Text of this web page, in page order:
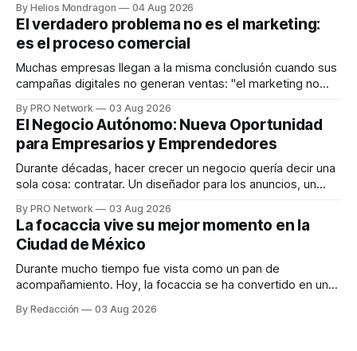
dispositivos inteligentes, inteligencia artificial y monitoreo
en tiempo real para ayudar a las personas a tomar mejores
decisiones sobre su salud metabólica. Su propuesta busca
responder
By Helios Mondragon 04 Aug 2026
El verdadero problema no es el marketing:
es el proceso comercial
Muchas empresas llegan a la misma conclusión cuando sus
campañas digitales no generan ventas: "el marketing no
INTERIUS, el problema suele estar en otro lugar. Durante
una entrevista para el podcast SER PRO, el especialista en
marketing digital explicó que
By PRO Network 03 Aug 2026
El Negocio Autónomo: Nueva Oportunidad
para Empresarios y Emprendedores
Durante décadas, hacer crecer un negocio quería decir una
sola cosa: contratar. Un diseñador para los anuncios, un
para los textos, alguien que supiera de publicidad digital
para encontrar prospectos, un vendedor para atender
llamadas y mensajes, y —con suerte— una persona
By PRO Network 03 Aug 2026
La focaccia vive su mejor momento en la
Ciudad de México
Durante mucho tiempo fue vista como un pan de
acompañamiento. Hoy, la focaccia se ha convertido en uno
artesanal, ingredientes de calidad y experiencias que
By Redacción 03 Aug 2026